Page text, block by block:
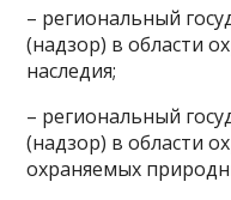
– региональный
(надзор) в области
наследия;
– региональный
(надзор) в области
охраняемых